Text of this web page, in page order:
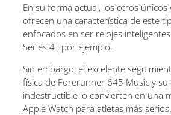
En su forma actual, los otros únicos
ofrecen una característica de este
enfocados en ser relojes
Series 4 , por ejemplo.
Sin embargo, el excelente
física de Forerunner 645 Music y su
indestructible lo convierten en una
Apple Watch para atletas más serios.